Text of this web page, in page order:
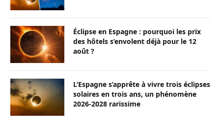
Éclipse en Espagne : pourquoi les prix
des hôtels s’envolent déjà pour le 12
août ?
L’Espagne s’apprête à vivre trois éclipses
solaires en trois ans, un phénomène
2026-2028 rarissime